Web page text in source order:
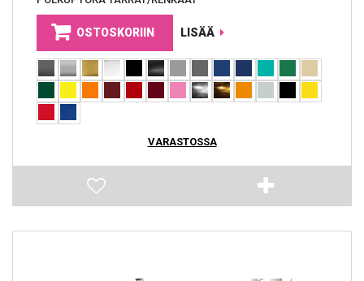
OSTOSKORIIN LISÄÄ
VARASTOSSA